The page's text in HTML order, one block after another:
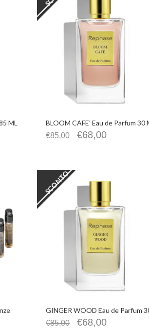
ML
BLOOM CAFE’ Eau de Parfum 30
€85,00 €68,00
SCONTO
GINGER WOOD Eau de Parfum
€85,00 €68,00